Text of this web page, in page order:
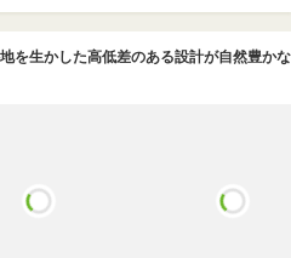
を生かした高低差のある設計が自然豊かな